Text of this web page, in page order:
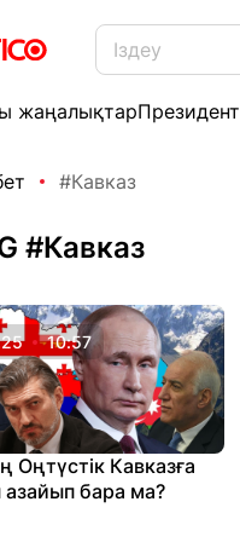
жаңалықтарПрезидент
#Кавказ
#Кавказ
10:57
Оңтүстік Кавказға
бара ма?